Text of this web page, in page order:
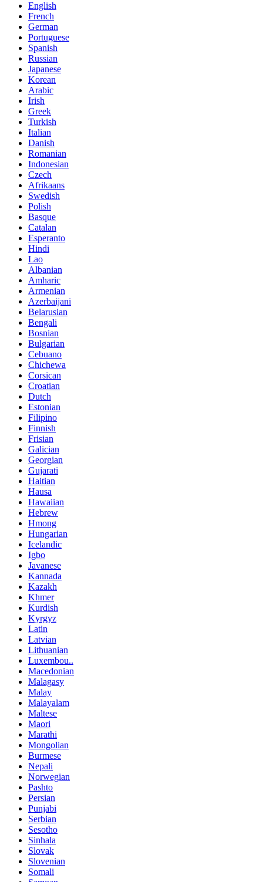
English
French
German
Portuguese
Spanish
Russian
Japanese
Korean
Arabic
Irish
Greek
Turkish
Italian
Danish
Romanian
Indonesian
Czech
Afrikaans
Swedish
Polish
Basque
Catalan
Esperanto
Hindi
Lao
Albanian
Amharic
Armenian
Azerbaijani
Belarusian
Bengali
Bosnian
Bulgarian
Cebuano
Chichewa
Corsican
Croatian
Dutch
Estonian
Filipino
Finnish
Frisian
Galician
Georgian
Gujarati
Haitian
Hausa
Hawaiian
Hebrew
Hmong
Hungarian
Icelandic
Igbo
Javanese
Kannada
Kazakh
Khmer
Kurdish
Kyrgyz
Latin
Latvian
Lithuanian
Luxembou..
Macedonian
Malagasy
Malay
Malayalam
Maltese
Maori
Marathi
Mongolian
Burmese
Nepali
Norwegian
Pashto
Persian
Punjabi
Serbian
Sesotho
Sinhala
Slovak
Slovenian
Somali